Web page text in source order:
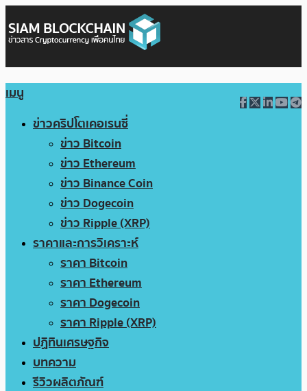
เมนู
ข่าวคริปโตเคอเรนซี่
ข่าว Bitcoin
ข่าว Ethereum
ข่าว Binance Coin
ข่าว Dogecoin
ข่าว Ripple (XRP)
ราคาและการวิเคราะห์
ราคา Bitcoin
ราคา Ethereum
ราคา Dogecoin
ราคา Ripple (XRP)
ปฏิทินเศรษฐกิจ
บทความ
รีวิวผลิตภัณฑ์